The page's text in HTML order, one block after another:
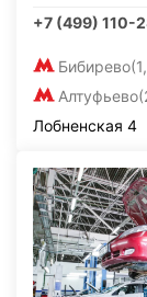
+7 (499) 110-
Бибирево
Алтуфьево
Лобненская 4